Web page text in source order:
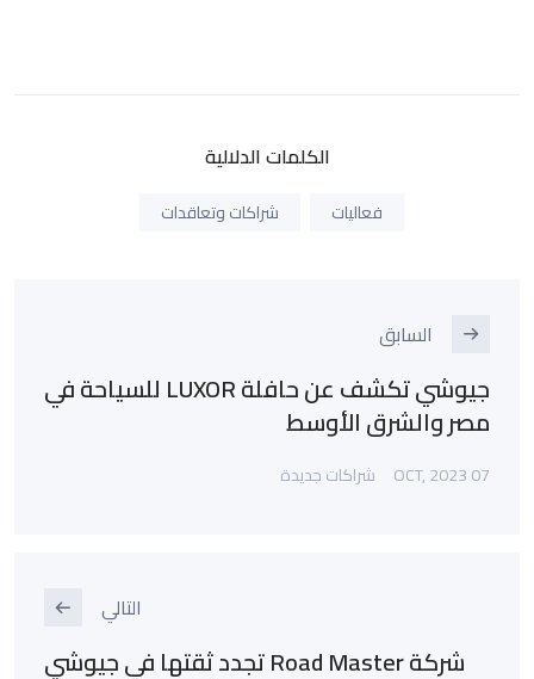
الكلمات الدلالية
فعاليات شراكات وتعاقدات
السابق
جيوشي تكشف عن حافلة LUXOR للسياحة في
مصر والشرق الأوسط
07 OCT, 2023 شراكات جديدة
التالي
شركة Road Master تجدد ثقتها في جيوشي